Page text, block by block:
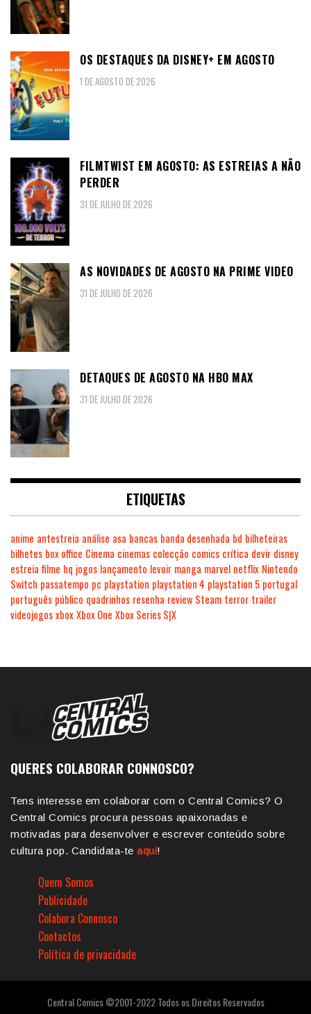
OS DESTAQUES DA DISNEY+ EM AGOSTO
1 DE AGOSTO DE 2026
FILMTWIST EM AGOSTO: AS ESTREIAS A NÃO
PERDER
31 DE JULHO DE 2026
AS NOVIDADES DE AGOSTO NA PRIME VIDEO
31 DE JULHO DE 2026
DETAQUES DE AGOSTO NA HBO MAX
31 DE JULHO DE 2026
ETIQUETAS
anime antestreia análise asa bancas banda desenhada bd bilheteiras
bilhetes box office Cinema cinemas colecção comics crítica devir disney
estreia filme hq jogos lançamento levoir manga marvel netflix Nintendo
Switch passatempo pc playstation playstation 4 playstation 5 portugal
português público quadrinhos resenha review Steam terror trailer
videojogosxboxXbox One Xbox Series S|X
QUERES COLABORAR CONNOSCO?
Tens interesse em colaborar com o Central Comics? O
Central Comics procura pessoas apaixonadas e
motivadas para desenvolver e escrever conteúdo sobre
cultura pop. Candidata-te aqui!
Quem Somos
Publicidade
Colabora Connosco
Contactos
Política de privacidade
Central Comics ©2001-2022 Todos os Direitos Reservados